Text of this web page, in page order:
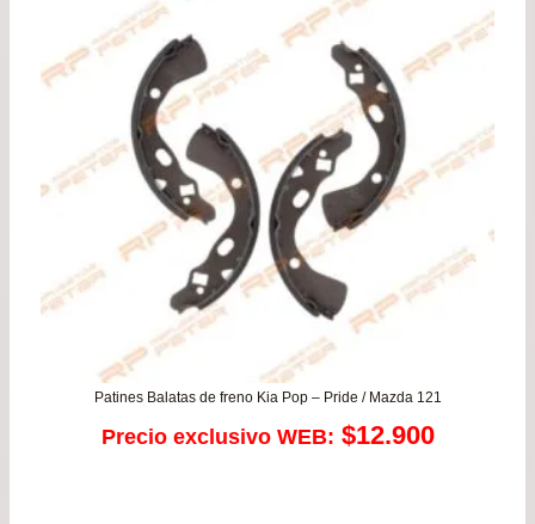
Patines Balatas de freno Kia Pop – Pride / Mazda 121
Precio exclusivo WEB: $12.900